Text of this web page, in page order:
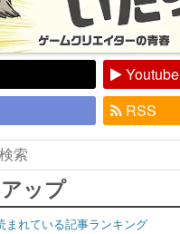
Youtube
RSS
ップ
まれている記事ランキング